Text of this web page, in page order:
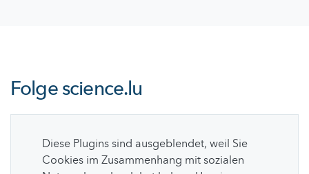
Folgescience.lu
Diese Plugins sind ausgeblendet, weil Sie
Cookies im Zusammenhang mit sozialen